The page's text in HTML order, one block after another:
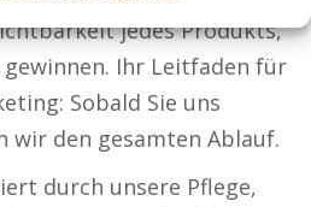
jedes Produkts,
Ihr Leitfaden für
Sobald Sie uns
wir den gesamten Ablauf.
durch unsere Pflege,